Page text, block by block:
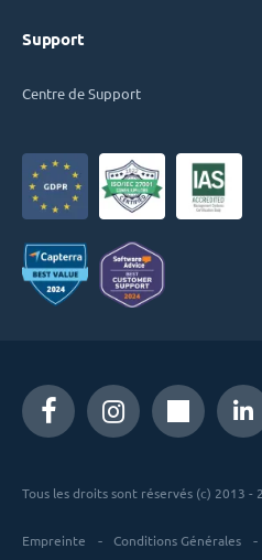
Support
Centre de Support
Tous les droits sont réservés (c) 2013 -
Empreinte Conditions Générales